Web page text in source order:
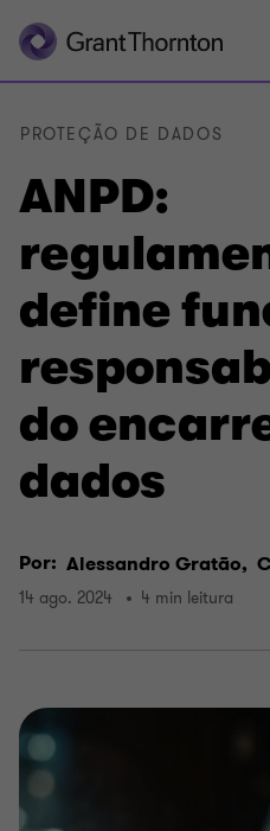
ANPD:
define
do
dados
PROTEÇÃO DE DADOS
Por: Alessandro Gratão,
14 ago. 2024 4 min leitura